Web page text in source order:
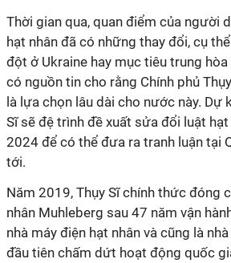
Thời gian qua, quan điểm của người
hạt nhân đã có những thay đổi, cụ
đột ở Ukraine hay mục tiêu trung
có nguồn tin cho rằng Chính phủ
là lựa chọn lâu dài cho nước này. Dự
Sĩ sẽ đệ trình đề xuất sửa đổi luật
2024 để có thể đưa ra tranh luận tại
tới.
Năm 2019, Thụy Sĩ chính thức đóng
nhân Muhleberg sau 47 năm vận
nhà máy điện hạt nhân và cũng là
đầu tiên chấm dứt hoạt động quốc